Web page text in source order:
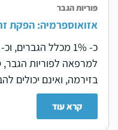
פוריות הגבר
אזואוספרמיה: הפקת
למרפאה לפוריות
בזירמה, ואינם יכולים
קרא עוד